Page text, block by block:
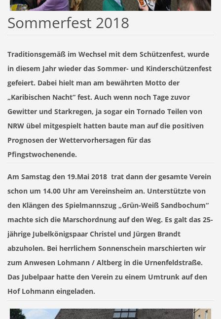
Sommerfest 2018
Traditionsgemäß im Wechsel mit dem Schützenfest, wurde
in diesem Jahr wieder das Sommer- und Kinderschützenfest
gefeiert. Dabei hielt man am bewährten Motto der
„Karibischen Nacht“ fest. Auch wenn noch Tage zuvor
Gewitter und Starkregen, ja sogar ein Tornado Teilen von
NRW übel mitgespielt hatten baute man auf die positiven
Prognosen der Wettervorhersagen für das
Pfingstwochenende.
Am Samstag den 19.Mai 2018 trat dann der gesamte Verein
schon um 14.00 Uhr am Vereinsheim an. Unterstützte von
den Klängen des Spielmannszug „Grün-Weiß Sandbochum“
machte sich die Marschordnung auf den Weg. Es galt das 25-
jährige Jubelkönigspaar Christel und Jürgen Brandt
abzuholen. Bei herrlichem Sonnenschein marschierten wir
zum Anwesen Lohmann / Altberg in die Urnenfeldstraße.
Das Jubelpaar hatte den Verein zu einem Umtrunk auf den
Hof Lohmann eingeladen.